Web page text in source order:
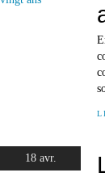
18 avr.